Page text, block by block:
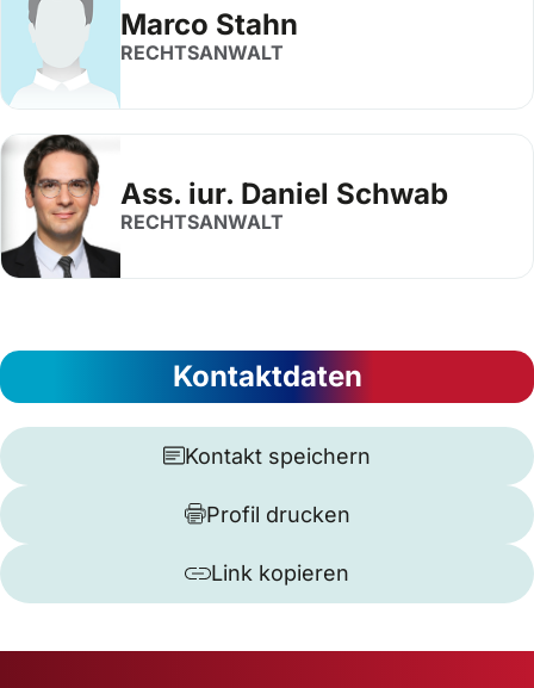
Marco Stahn
RECHTSANWALT
Ass. iur. Daniel Schwab
RECHTSANWALT
Kontaktdaten
Kontakt speichern
Profil drucken
Link kopieren